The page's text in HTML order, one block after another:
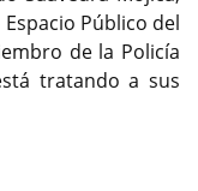
Público del
de la Policía
tratando a sus